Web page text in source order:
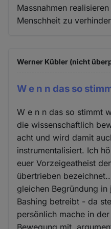
Massnahmen
Menschheit zu
Werner Kübler (nicht
W e n n das so
W e n n das so stimmt
die wissenschaftlich
acht und wird damit
instrumentalisiert. Ich
euer Vorzeigeatheist
übertrieben
gleichen Begründung
Bashing betreibt - da
persönlich mache in